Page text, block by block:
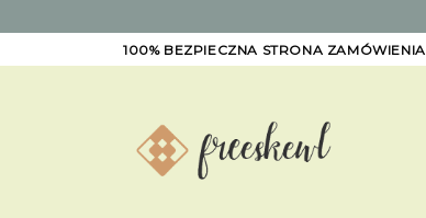
to
100% BEZPIECZNA STRONA ZAMÓWIENIA